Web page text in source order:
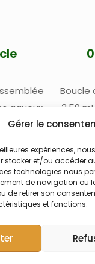
Gérer le
expériences,
stocker et/ou accéder
technologies nous
de navigation ou
de retirer son
et fonctions.
aqueux
Boucle
3,50
pour